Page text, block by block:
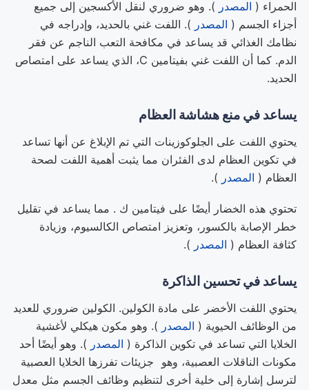
الحمراء ( المصدر ). وهو ضروري لنقل الأكسجين إلى جميع
أجزاء الجسم ( المصدر ). اللفت غني بالحديد، وإدراجه في
نظامك الغذائي قد يساعد في مكافحة التعب الناجم عن فقر
الدم. كما أن اللفت غني بفيتامين C، الذي يساعد على امتصاص
الحديد.
يساعد في منع هشاشة العظام
يحتوي اللفت على الجلوكوزينات التي تم الإبلاغ عن أنها تساعد
في تكوين العظام لدى الفئران مما يثبت أهمية اللفت لصحة
العظام ( المصدر ).
تحتوي هذه الخضار أيضًا على فيتامين ك . مما يساعد في تقليل
خطر الإصابة بالكسور، وتعزيز امتصاص الكالسيوم، وزيادة
كثافة العظام ( المصدر ).
يساعد في تحسين الذاكرة
يحتوي اللفت الأخضر على مادة الكولين. الكولين ضروري للعديد
من الوظائف الحيوية ( المصدر ). وهو مكون هيكلي لأغشية
الخلايا التي تساعد في تكوين الذاكرة ( المصدر ). وهو أيضًا أحد
مكونات الناقلات العصبية، وهو
جزيئات تفرزها الخلايا العصبية
لترسل إشارة إلى خلية أخرى لتنظيم وظائف الجسم مثل معدل